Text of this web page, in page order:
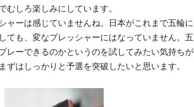
むしろ楽しみにしています。
ーは感じていませんね。日本がこれまで五輪に
ても、変なプレッシャーにはなっていません。五
レーできるのかというのを試してみたい気持ちが
ずはしっかりと予選を突破したいと思います。